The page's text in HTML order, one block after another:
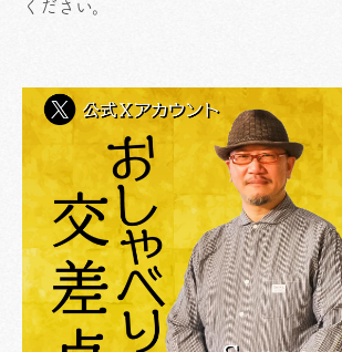
ください。